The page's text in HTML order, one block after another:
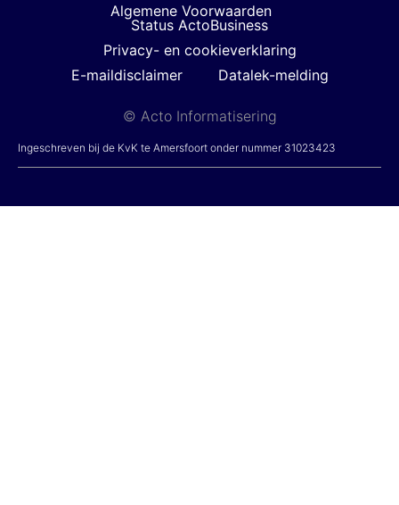
Algemene Voorwaarden
Status ActoBusiness
Privacy- en cookieverklaring
E-maildisclaimer
Datalek-melding
© Acto Informatisering
Ingeschreven bij de KvK te Amersfoort onder nummer 31023423